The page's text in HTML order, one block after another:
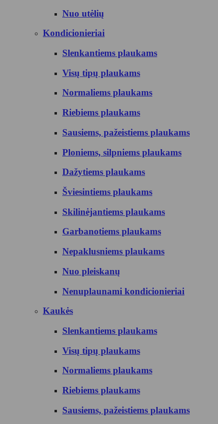
Nuo utėlių
Kondicionieriai
Slenkantiems plaukams
Visų tipų plaukams
Normaliems plaukams
Riebiems plaukams
Sausiems, pažeistiems plaukams
Ploniems, silpniems plaukams
Dažytiems plaukams
Šviesintiems plaukams
Skilinėjantiems plaukams
Garbanotiems plaukams
Nepaklusniems plaukams
Nuo pleiskanų
Nenuplaunami kondicionieriai
Kaukės
Slenkantiems plaukams
Visų tipų plaukams
Normaliems plaukams
Riebiems plaukams
Sausiems, pažeistiems plaukams